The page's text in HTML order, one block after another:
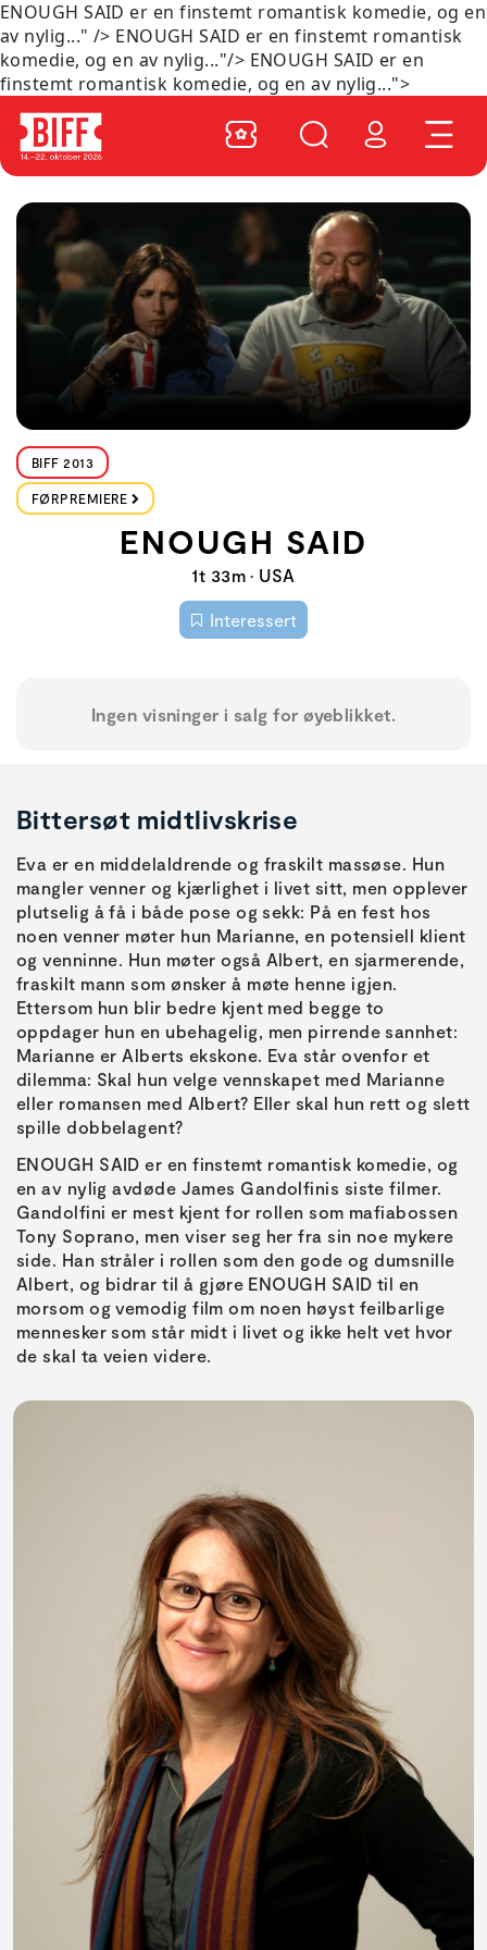
ENOUGH SAID er en finstemt romantisk komedie, og en
av nylig..." /> ENOUGH SAID er en finstemt romantisk
komedie, og en av nylig..."/> ENOUGH SAID er en
finstemt romantisk komedie, og en av nylig...">
BIFF 2013
FØRPREMIERE
ENOUGH SAID
1t 33m • USA
Interessert
Ingen visninger i salg for øyeblikket.
Bittersøt midtlivskrise
Eva er en middelaldrende og fraskilt massøse. Hun
mangler venner og kjærlighet i livet sitt, men opplever
plutselig å få i både pose og sekk: På en fest hos
noen venner møter hun Marianne, en potensiell klient
og venninne. Hun møter også Albert, en sjarmerende,
fraskilt mann som ønsker å møte henne igjen.
Ettersom hun blir bedre kjent med begge to
oppdager hun en ubehagelig, men pirrende sannhet:
Marianne er Alberts ekskone. Eva står ovenfor et
dilemma: Skal hun velge vennskapet med Marianne
eller romansen med Albert? Eller skal hun rett og slett
spille dobbelagent?
ENOUGH SAID er en finstemt romantisk komedie, og
en av nylig avdøde James Gandolfinis siste filmer.
Gandolfini er mest kjent for rollen som mafiabossen
Tony Soprano, men viser seg her fra sin noe mykere
side. Han stråler i rollen som den gode og dumsnille
Albert, og bidrar til å gjøre ENOUGH SAID til en
morsom og vemodig film om noen høyst feilbarlige
mennesker som står midt i livet og ikke helt vet hvor
de skal ta veien videre.